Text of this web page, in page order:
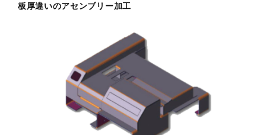
板厚違いのアセンブリー加工